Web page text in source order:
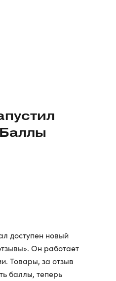
доступен новый
Он работает
Товары, за отзыв
баллы, теперь